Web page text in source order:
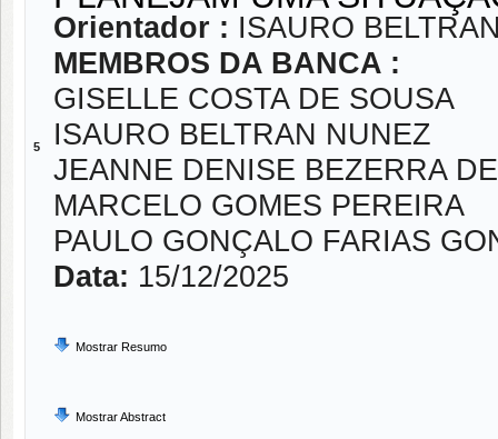
5
Orientador : ISAURO
MEMBROS DA BANCA :
GISELLE COSTA DE SOUSA
ISAURO BELTRAN NUNEZ
JEANNE DENISE BEZERRA
MARCELO GOMES PEREIRA
PAULO GONÇALO FARIAS
Data: 15/12/2025
Mostrar Resumo
Mostrar Abstract